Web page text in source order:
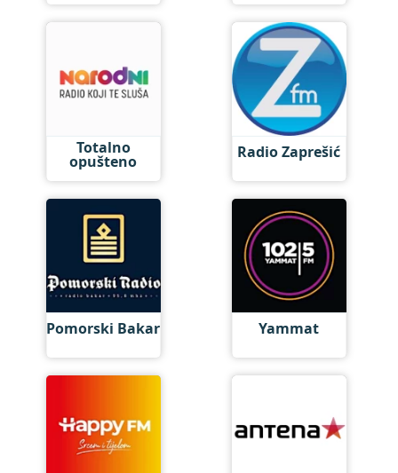
Totalno
opušteno Radio Zaprešić
Pomorski Bakar Yammat